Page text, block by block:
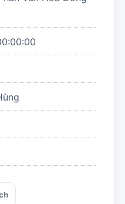
tại
là:
259.000 ₫.